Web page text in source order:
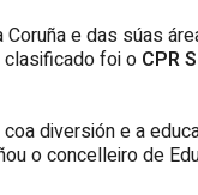
e das súas
clasificado foi o CPR
diversión e a
o concelleiro de